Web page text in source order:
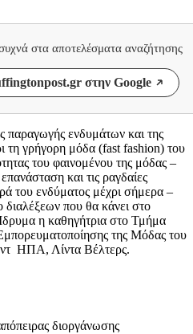
στα αποτελέσματα αναζήτησης
στην Google
παραγωγής ενδυμάτων και της
τη γρήγορη μόδα (fast fashion) του
του φαινομένου της μόδας –
και τις ραγδαίες
του ενδύματος μέχρι σήμερα –
διαλέξεων που θα κάνει στο
η καθηγήτρια στο Τμήμα
της Μόδας του
ΗΠΑ, Λίντα Βέλτερς.
διοργάνωσης